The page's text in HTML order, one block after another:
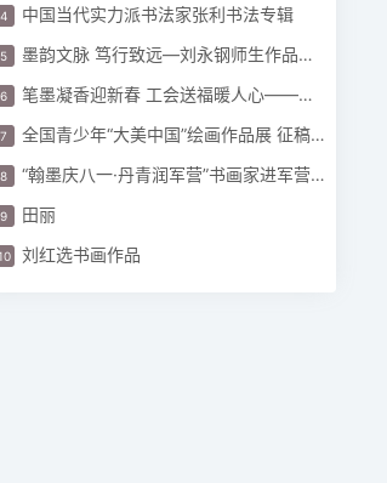
中国当代实力派书法家张利书法专辑
墨韵文脉 笃行致远—刘永钢师生作品展在顺义区文化馆举行
笔墨凝香迎新春 工会送福暖人心——体育博览公司工会开展“迎新春 春联”活动
全国青少年“大美中国”绘画作品展 征稿启事
“翰墨庆八一·丹青润军营”书画家进军营活动圆满
田丽
刘红选书画作品